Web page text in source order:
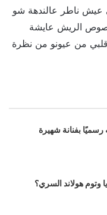
عيش ناطر عالندهة شو
الريش عايشة
من عيونو من نظرة
بفنانة شهيرة
وتوم هولاند السري؟